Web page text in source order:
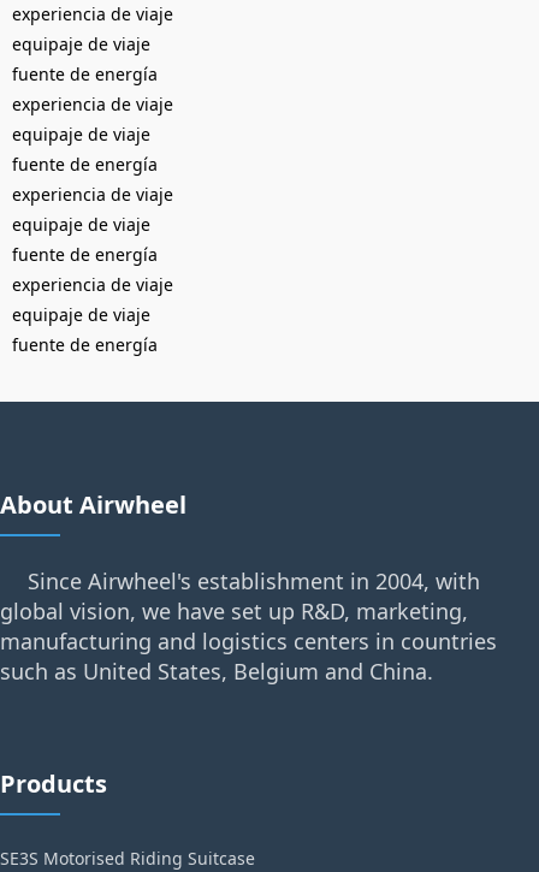
experiencia de viaje
equipaje de viaje
fuente de energía
experiencia de viaje
equipaje de viaje
fuente de energía
experiencia de viaje
equipaje de viaje
fuente de energía
experiencia de viaje
equipaje de viaje
fuente de energía
About Airwheel
Since Airwheel's establishment in 2004, with
global vision, we have set up R&D, marketing,
manufacturing and logistics centers in countries
such as United States, Belgium and China.
Products
SE3S Motorised Riding Suitcase